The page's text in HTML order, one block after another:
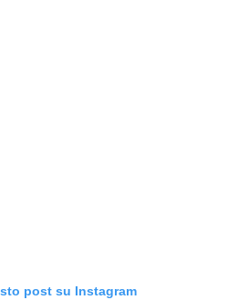
post su Instagram